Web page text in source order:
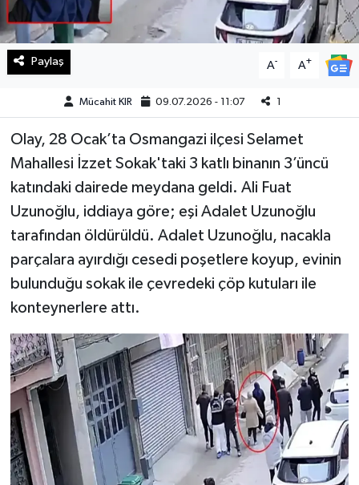
Paylaş A- A+
Mücahit KIR 09.07.2026 - 11:07 1
Olay, 28 Ocak’ta Osmangazi ilçesi Selamet
Mahallesi İzzet Sokak'taki 3 katlı binanın 3’üncü
katındaki dairede meydana geldi. Ali Fuat
Uzunoğlu, iddiaya göre; eşi Adalet Uzunoğlu
tarafından öldürüldü. Adalet Uzunoğlu, nacakla
parçalara ayırdığı cesedi poşetlere koyup, evinin
bulunduğu sokak ile çevredeki çöp kutuları ile
konteynerlere attı.
Teknoloji
Yaşam